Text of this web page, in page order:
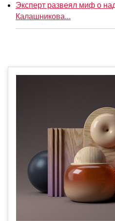
Эксперт развеял миф о
Калашникова...